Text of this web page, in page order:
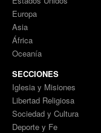
Europa
Asia
África
Oceanía
SECCIONES
Iglesia y Misiones
Libertad Religiosa
Sociedad y Cultura
Deporte y Fe